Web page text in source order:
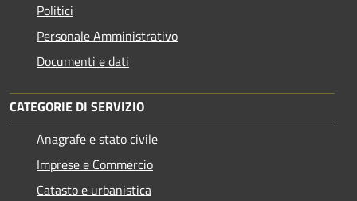
Politici
Personale Amministrativo
Documenti e dati
CATEGORIE DI SERVIZIO
Anagrafe e stato civile
Imprese e Commercio
Catasto e urbanistica